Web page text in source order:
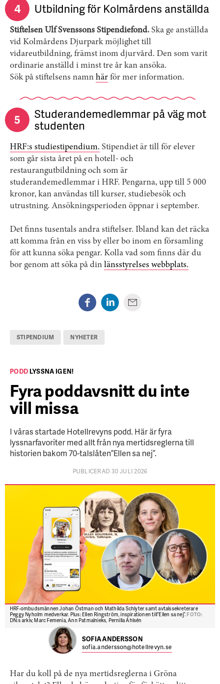
4 Utbildning för Kolmårdens anställda
Stiftelsen Ulf Svenssons Stipendiefond. Ska ge anställda
vid Kolmårdens Djurpark möjlighet till
vidareutbildning, främst inom djurvård. Den som varit
ordinarie anställd i minst tre år kan ansöka.
Sök på stiftelsens namn här för mer information.
5 Studerandemedlemmar på väg mot
studenten
HRF:s studiestipendium. Stipendiet är till för elever
som går sista året på en hotell- och
restaurangutbildning och som är
studerandemedlemmar i HRF. Pengarna, upp till 5 000
kronor, kan användas till kurser, studiebesök och
utrustning. Ansökningsperioden öppnar i september.
Det finns tusentals andra stiftelser. Ibland kan det räcka
att komma från en viss by eller bo inom en församling
för att kunna söka pengar. Kolla vad som finns där du
bor genom att söka på din länsstyrelses webbplats.
STIPENDIUM NYHETER
PODD LYSSNA IGEN!
Fyra poddavsnitt du inte
vill missa
I våras startade Hotellrevyns podd. Här är fyra
lyssnarfavoriter med allt från nya mertidsreglerna till
historien bakom 70-talslåten ”Ellen sa nej”.
PUBLICERAD 30 JULI 2026
HRF-ombudsmännen Johan Östman och Mathilda Schlyter samt avtalssekreterare
Peggy Nyholm medverkar. Plus: Ellen Ringström, inspirationen till ”Ellen sa nej”.FOTO:
DN:s arkiv, Marc Femenia, Ann Patmalnieks, Pernilla Ahlsén
SOFIA ANDERSSON
sofia.andersson@hotellrevyn.se
Har du koll på de nya mertidsreglerna i Gröna